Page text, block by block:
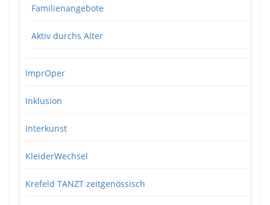
Familienangebote
Aktiv durchs Alter
ImprOper
Inklusion
Interkunst
KleiderWechsel
Krefeld TANZT zeitgenössisch